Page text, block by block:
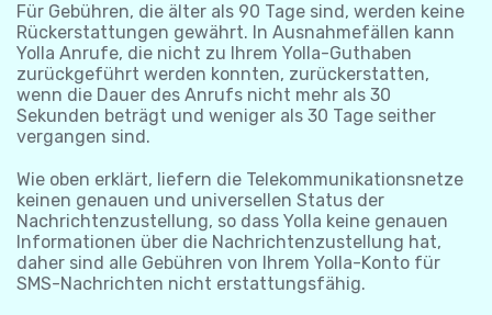
Für Gebühren, die älter als 90 Tage sind, werden keine
Rückerstattungen gewährt. In Ausnahmefällen kann
Yolla Anrufe, die nicht zu Ihrem Yolla-Guthaben
zurückgeführt werden konnten, zurückerstatten,
wenn die Dauer des Anrufs nicht mehr als 30
Sekunden beträgt und weniger als 30 Tage seither
vergangen sind.
Wie oben erklärt, liefern die Telekommunikationsnetze
keinen genauen und universellen Status der
Nachrichtenzustellung, so dass Yolla keine genauen
Informationen über die Nachrichtenzustellung hat,
daher sind alle Gebühren von Ihrem Yolla-Konto für
SMS-Nachrichten nicht erstattungsfähig.